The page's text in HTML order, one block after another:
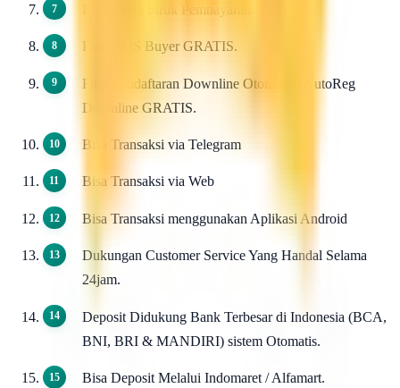
Bisa Cetak Struk Pembayaran.
Fitur SMS Buyer GRATIS.
Fitur Pendaftaran Downline Otomatis / AutoReg
Downline GRATIS.
Bisa Transaksi via Telegram
Bisa Transaksi via Web
Bisa Transaksi menggunakan Aplikasi Android
Dukungan Customer Service Yang Handal Selama
24jam.
Deposit Didukung Bank Terbesar di Indonesia (BCA,
BNI, BRI & MANDIRI) sistem Otomatis.
Bisa Deposit Melalui Indomaret / Alfamart.